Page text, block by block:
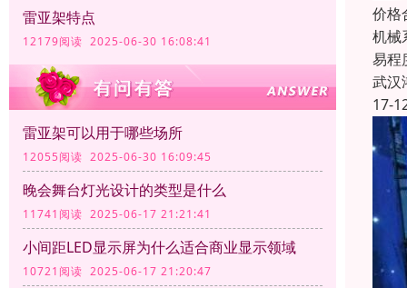
雷亚架特点
12179阅读 2025-06-30 16:08:41
雷亚架可以用于哪些场所
12055阅读 2025-06-30 16:09:45
晚会舞台灯光设计的类型是什么
11741阅读 2025-06-17 21:21:41
小间距LED显示屏为什么适合商业显示领域
10721阅读 2025-06-17 21:20:47
价格
机械
易程
武汉
17-